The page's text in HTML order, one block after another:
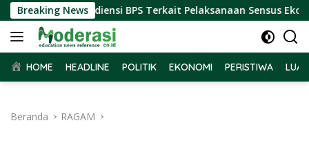
Langsung
ke
konten
Breaking News
Terima Audiensi BPS Terkait Pelaksanaan Sensus Ekonomi
HOME HEADLINE POLITIK EKONOMI PERISTIWA
Beranda RAGAM